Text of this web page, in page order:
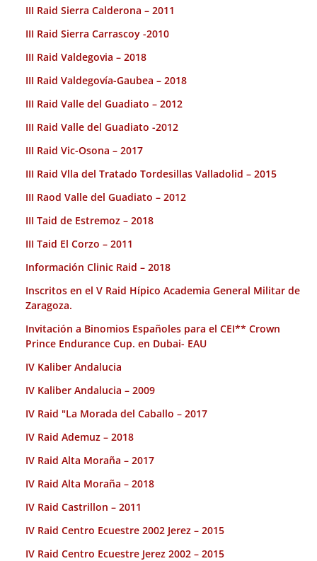
III Raid Sierra Calderona – 2011
III Raid Sierra Carrascoy -2010
III Raid Valdegovia – 2018
III Raid Valdegovía-Gaubea – 2018
III Raid Valle del Guadiato – 2012
III Raid Valle del Guadiato -2012
III Raid Vic-Osona – 2017
III Raid Vlla del Tratado Tordesillas Valladolid – 2015
III Raod Valle del Guadiato – 2012
III Taid de Estremoz – 2018
III Taid El Corzo – 2011
Información Clinic Raid – 2018
Inscritos en el V Raid Hípico Academia General Militar de
Zaragoza.
Invitación a Binomios Españoles para el CEI** Crown
Prince Endurance Cup. en Dubai- EAU
IV Kaliber Andalucia
IV Kaliber Andalucia – 2009
IV Raid "La Morada del Caballo – 2017
IV Raid Ademuz – 2018
IV Raid Alta Moraña – 2017
IV Raid Alta Moraña – 2018
IV Raid Castrillon – 2011
IV Raid Centro Ecuestre 2002 Jerez – 2015
IV Raid Centro Ecuestre Jerez 2002 – 2015